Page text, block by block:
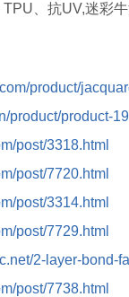
、抗UV,迷彩
product/
product/product-
post/3318.html
post/7720.html
post/3314.html
post/7729.html
2-layer-bond-
post/7738.html